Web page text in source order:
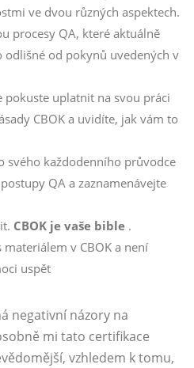
ve dvou různých aspektech.
procesy QA, které aktuálně
odlišné od pokynů uvedených v
pokuste uplatnit na svou práci
CBOK a uvidíte, jak vám to
svého každodenního průvodce
QA a zaznamenávejte
CBOK je vaše bible .
v CBOK a není
uspět
negativní názory na
mi tato certifikace
vzhledem k tomu,